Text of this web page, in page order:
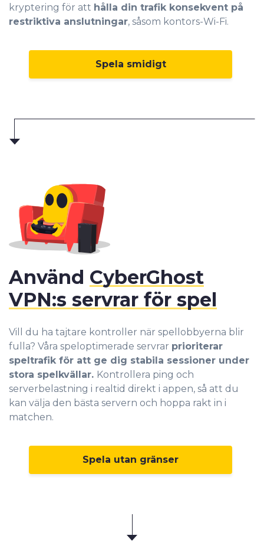
kryptering för att hålla din trafik konsekvent på
restriktiva anslutningar, såsom kontors-Wi-Fi.
Spela smidigt
Använd CyberGhost
VPN:s servrar för spel
Vill du ha tajtare kontroller när spellobbyerna blir
fulla? Våra speloptimerade servrar prioriterar
speltrafik för att ge dig stabila sessioner under
stora spelkvällar. Kontrollera ping och
serverbelastning i realtid direkt i appen, så att du
kan välja den bästa servern och hoppa rakt in i
matchen.
Spela utan gränser